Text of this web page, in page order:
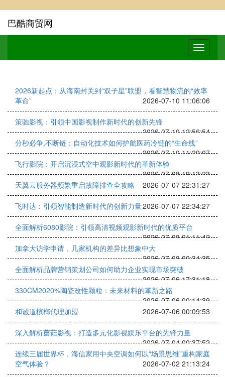
巴酷商贸网
2026新起点：从海南封关到“双子星”联盟，看智慧物流的“效率
革命”
2026-07-10 11:06:06
策驰影视：引领中国影视制作新时代的创新先锋
2026-07-10 12:56:54
分秒必争,不断链：自动化技术如何护航医药冷链的“生命线”
2026-07-10 11:20:07
飞行影院：开启沉浸式空中观影新时代的革新体验
2026-07-08 19:13:23
天翼云服务器频繁重启故障排查全攻略
2026-07-07 22:31:27
飞时达：引领智能制造新时代的创新力量2026-07-07 22:34:27
全面解析6080影院：引领高清视频观影新时代的优质平台
2026-07-08 01:11:42
加拿大访学申请，几家机构的差异比想象中大
2026-07-08 00:34:35
全面解析品牌营销策划公司如何助力企业实现市场突破
2026-07-06 17:31:18
330CM2020%陶瓷改性颗粒：未来材料的革新之路
2026-07-06 00:14:39
和诚道槟榔代理加盟
2026-07-06 00:09:53
深入解析蘑菇影视：打造多元化影视娱乐平台的先锋力量
2026-07-04 00:37:52
连续三届世界杯，海信家用中央空调如何以“场景思维”重构家庭
空气体验？
2026-07-02 21:13:24